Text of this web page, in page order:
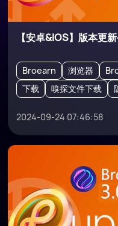
【安卓&IOS】版本更
Broearn 浏览器
下载
嗅探文件下载
2024-09-24 07:46:58